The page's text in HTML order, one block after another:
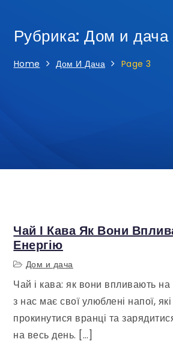
Рубрика: Дом и дача
Home Дом И Дача Page 3
Чай І Кава Як Вони
Енергію
Дом и дача
Чай і кава: як вони впливають
з нас має свої улюблені напої,
прокинутися вранці та
на весь день. […]